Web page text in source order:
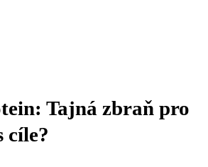
Tajná zbraň pro
cíle?